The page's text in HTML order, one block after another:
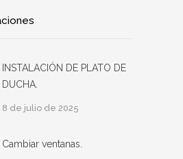
INSTALACIÓN DE PLATO DE
DUCHA.
8 de julio de 2025
Cambiar ventanas.